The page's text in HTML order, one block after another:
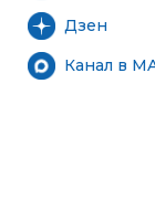
Дзен
Канал в